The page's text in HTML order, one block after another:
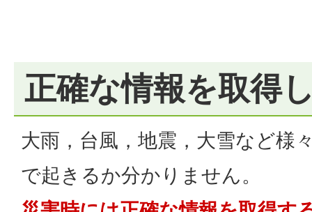
正確な情報を取得
大雨，台風，地震，大雪など様
で起きるか分かりません。